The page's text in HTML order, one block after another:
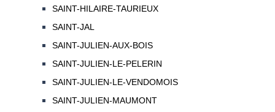
SAINT-HILAIRE-TAURIEUX
SAINT-JAL
SAINT-JULIEN-AUX-BOIS
SAINT-JULIEN-LE-PELERIN
SAINT-JULIEN-LE-VENDOMOIS
SAINT-JULIEN-MAUMONT